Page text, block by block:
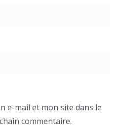
e-mail et mon site dans le
commentaire.